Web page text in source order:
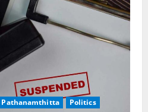
Pathanamthitta Politics